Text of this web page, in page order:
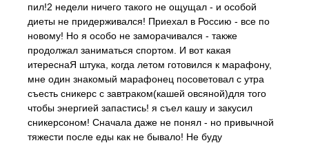
пил!2 недели ничего такого не ощущал - и особой
диеты не придерживался! Приехал в Россию - все по
новому! Но я особо не заморачивался - также
продолжал заниматься спортом. И вот какая
итереснаЯ штука, когда летом готовился к марафону,
мне один знакомый марафонец посоветовал с утра
съесть сникерс с завтраком(кашей овсяной)для того
чтобы энергией запастись! я съел кашу и закусил
сникерсоном! Сначала даже не понял - но привычной
тяжести после еды как не бывало! Не буду